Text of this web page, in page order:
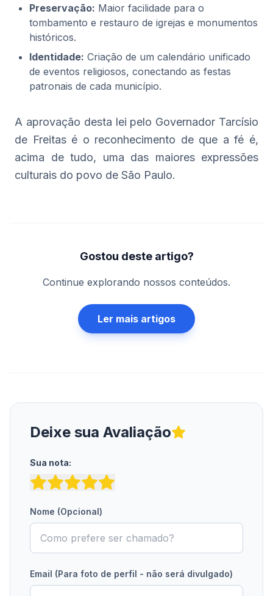
Preservação: Maior facilidade para o
tombamento e restauro de igrejas e monumentos
históricos.
Identidade: Criação de um calendário unificado
de eventos religiosos, conectando as festas
patronais de cada município.
A aprovação desta lei pelo Governador Tarcísio
de Freitas é o reconhecimento de que a fé é,
acima de tudo, uma das maiores expressões
culturais do povo de São Paulo.
Gostou deste artigo?
Continue explorando nossos conteúdos.
Ler mais artigos
Deixe sua Avaliação
Sua nota:
Nome (Opcional)
Email (Para foto de perfil - não será divulgado)